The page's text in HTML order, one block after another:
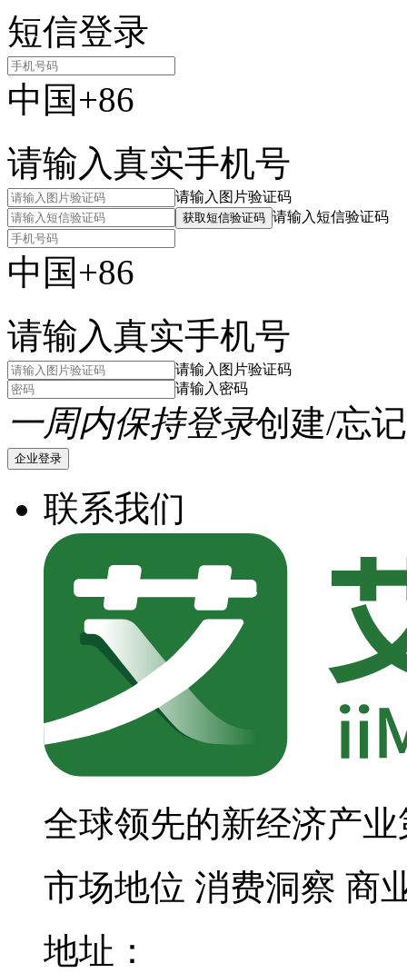
短信登录
中国+86
请输入真实手机号
请输入图片验证码
获取短信验证码 请输入短信验证码
中国+86
请输入真实手机号
请输入图片验证码
请输入密码
一周内保持登录创建/忘
企业登录
联系我们
全球领先的新经济产
市场地位 消费洞察 商
地址：